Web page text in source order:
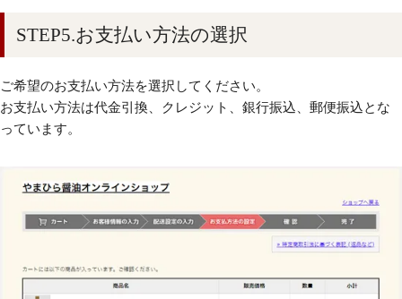
STEP5.お支払い方法の選択
ご希望のお支払い方法を選択してください。
お支払い方法は代金引換、クレジット、銀行振込、郵便振込とな
っています。